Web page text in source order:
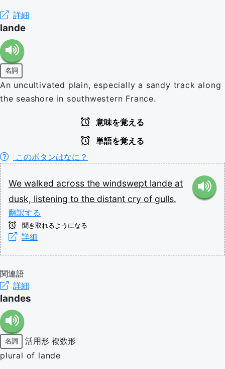
詳細
lande
名詞
An uncultivated plain, especially a sandy track along
the seashore in southwestern France.
意味を覚える
単語を覚える
このボタンはなに？
We walked across the windswept lande at
dusk, listening to the distant cry of gulls.
翻訳する
聞き取れるようになる
詳細
関連語
詳細
landes
名詞 活用形 複数形
plural of lande